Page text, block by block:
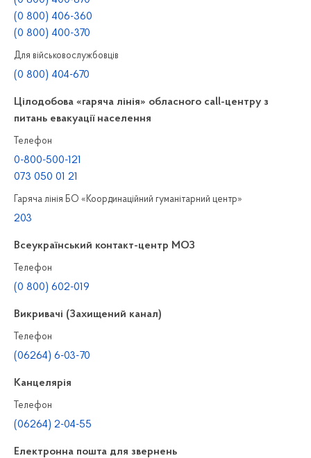
(0 800) 406-360
(0 800) 400-370
Для військовослужбовців
(0 800) 404-670
Цілодобова «гаряча лінія» обласного call-центру з
питань евакуації населення
Телефон
0-800-500-121
073 050 01 21
Гаряча лінія БО «Координаційний гуманітарний центр»
203
Всеукраїнський контакт-центр МОЗ
Телефон
(0 800) 602-019
Викривачі (Захищений канал)
Телефон
(06264) 6-03-70
Канцелярiя
Телефон
(06264) 2-04-55
Електронна пошта для звернень